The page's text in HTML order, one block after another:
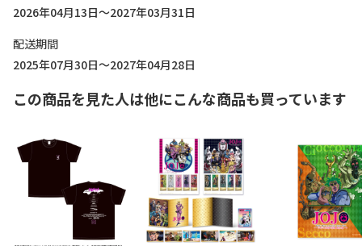
2026年04月13日～2027年03月31日
配送期間
2025年07月30日～2027年04月28日
この商品を見た人は他にこんな商品も買っています